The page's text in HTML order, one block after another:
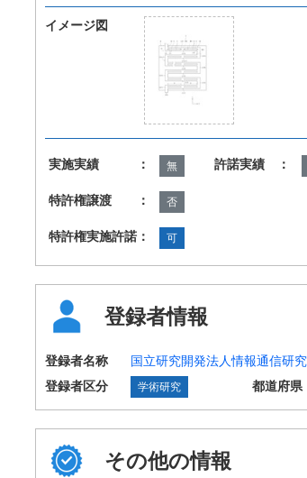
イメージ図
実施実績 ： 無 許諾実績 ：
特許権譲渡 ： 否
特許権実施許諾： 可
登録者情報
登録者名称
国立研究開発法人情報通信研
登録者区分
学術研究 都道府県
その他の情報